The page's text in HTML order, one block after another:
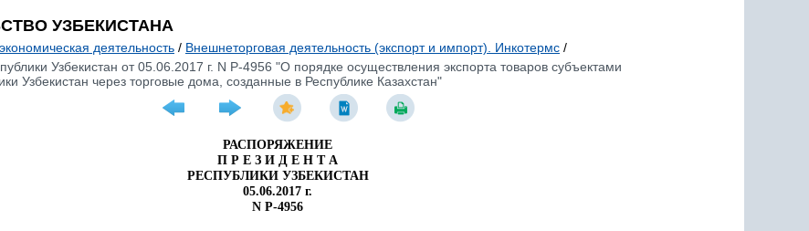
УЗБЕКИСТАНА
деятельность / Внешнеторговая деятельность (экспорт и импорт). Инкотермс /
Узбекистан от 05.06.2017 г. N Р-4956 "О порядке осуществления экспорта товаров субъектами
Узбекистан через торговые дома, созданные в Республике Казахстан"
РАСПОРЯЖЕНИЕ
П Р Е З И Д Е Н Т А
РЕСПУБЛИКИ УЗБЕКИСТАН
05.06.2017 г.
N Р-4956